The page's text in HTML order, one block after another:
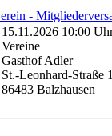
-
15.11.2026 10:00
Vereine
Gasthof Adler
St.-Leonhard-Straße 1
86483 Balzhausen